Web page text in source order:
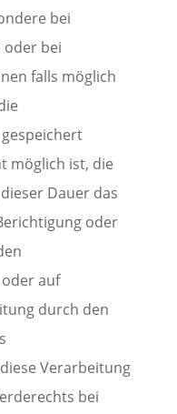
bei
bei
falls möglich
möglich ist, die
Dauer das
oder
auf
durch den
Verarbeitung
bei